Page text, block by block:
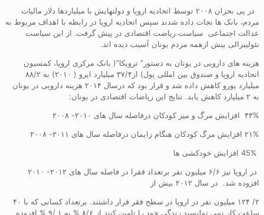
در پی بحران ۲۰۰۸ توسط اتحادیه اروپا و دولتهایش با میلیاردها دلار مالیات
مردم، بانک ها نجات داده شدند سپس اتحادیه اروپا در رابطه با اهداف مربوط به
عدالت اجتماعی سیاست ریاضت اقتصادی در پیش گرفت. از این سیاست
نئولیبرالی بیش ازهمه مردم یونان آسیب دیده اند.
هزینه های دارویی در یونان به دستور” ترویکا”( بانک مرکزی اروپا، کمسیون
اتحادیه اروپا و صندوق بین امللی پول) از۳۷/۴ میلیارد ایرو ( ۲۰۱۰) به ۸۸/۲
میلیارد یورو کاهش داده شد و قرار بود که درسال ۲۰۱۴ هزینه دارویی در یونان
به ۲ میلیارد کاهش یابد. نتایج این ریاضات اقتصادی در یونان:
۴۳% افزایش مرگ و میر کودکان درفاصله سال های ۲۰۱۰- ۲۰۰۸
۲۱% افزایش مرگ کودکان هنگام زایمان درفاصله سال های ۲۰۱۱- ۲۰۰۸
در اروپا نیز ۶/۶ میلیون نفر برتعداد فقرا در فاصله سال های ۲۰۱۲- ۲۰۱۰
افزوده شد. در سال ۲۰۱۲ بیش از
۲/ ۱۲۴ میلیون نفر در اروپا در سطح فقر قرار داشتند. برتعداد کسانی که با ۴۰
ساعت کار نمی توانسند زندگی خود را تامین کنند از ۸/۶ % به ۱ /۹ % افزوده